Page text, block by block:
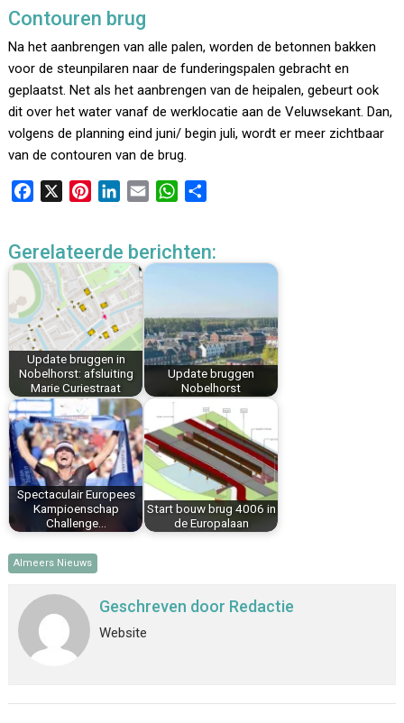
Contouren brug
Na het aanbrengen van alle palen, worden de betonnen bakken
voor de steunpilaren naar de funderingspalen gebracht en
geplaatst. Net als het aanbrengen van de heipalen, gebeurt ook
dit over het water vanaf de werklocatie aan de Veluwsekant. Dan,
volgens de planning eind juni/ begin juli, wordt er meer zichtbaar
van de contouren van de brug.
e
b
o
o
k
t
e
r
e
s
t
k
e
d
I
n
i
W
t
p
p
e
Gerelateerde berichten:
Update bruggen in
Nobelhorst: afsluiting
Marie Curiestraat
Update bruggen
Nobelhorst
Spectaculair Europees
Kampioenschap
Challenge…
Start bouw brug 4006 in
de Europalaan
Almeers Nieuws
Geschreven door Redactie
Website